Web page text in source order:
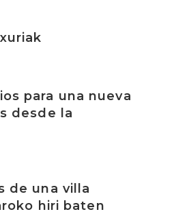
para una nueva
desde la
de una villa
hiri baten